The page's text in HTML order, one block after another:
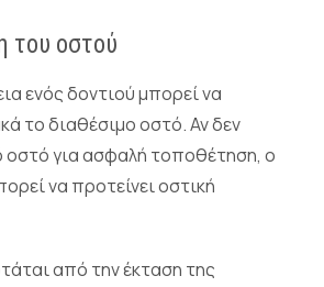
του οστού
ενός δοντιού μπορεί να
το διαθέσιμο οστό. Αν δεν
οστό για ασφαλή τοποθέτηση, ο
να προτείνει οστική
από την έκταση της